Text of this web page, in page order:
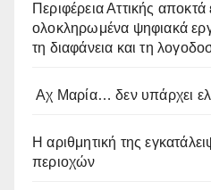
Περιφέρεια Αττικής
ολοκληρωμένα ψηφιακά
τη διαφάνεια και τη
Αχ Μαρία… δεν υπάρχει
Η αριθμητική της
περιοχών